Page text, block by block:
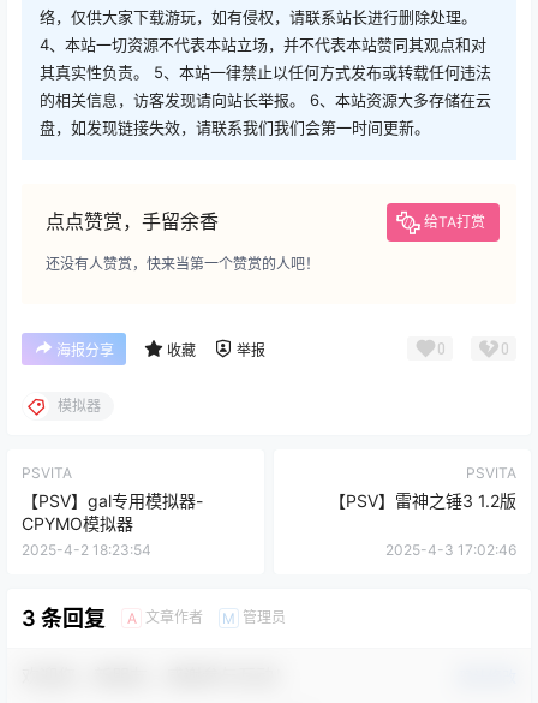
络，仅供大家下载游玩，如有侵权，请联系站长进行删除处理。
4、本站一切资源不代表本站立场，并不代表本站赞同其观点和对
其真实性负责。 5、本站一律禁止以任何方式发布或转载任何违法
的相关信息，访客发现请向站长举报。 6、本站资源大多存储在云
盘，如发现链接失效，请联系我们我们会第一时间更新。
点点赞赏，手留余香 给TA打赏
还没有人赞赏，快来当第一个赞赏的人吧！
海报分享 收藏 举报 0 0
模拟器
PSVITA
【PSV】gal专用模拟器-
CPYMO模拟器
2025-4-2 18:23:54
PSVITA
【PSV】雷神之锤3 1.2版
2025-4-3 17:02:46
3 条回复 A 文章作者 M 管理员